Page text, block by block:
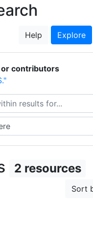
Help Explore
or contributors
results for...
2 resources
Sort